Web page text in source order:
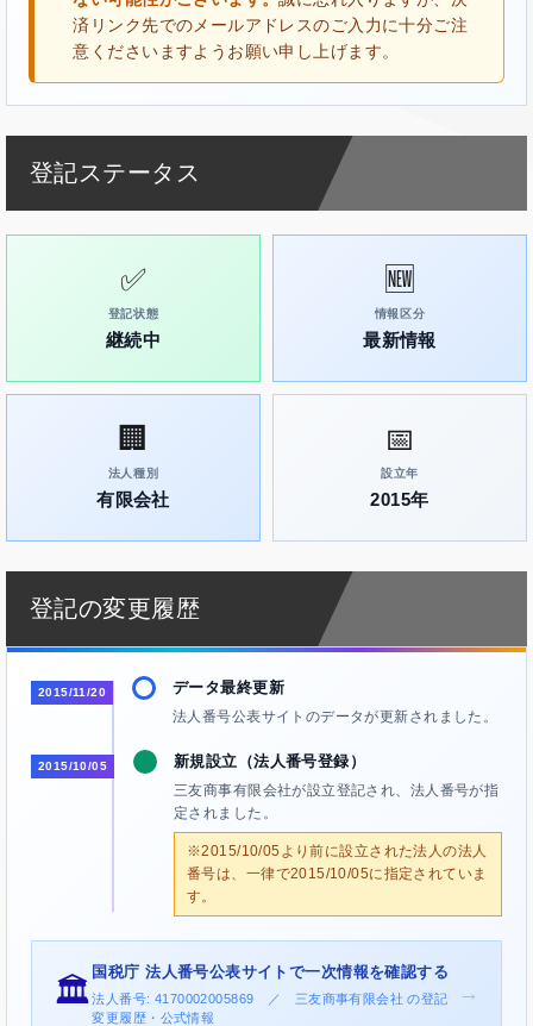
済リンク先でのメールアドレスのご入力に十分ご注
意くださいますようお願い申し上げます。
登記ステータス
✅
登記状態
継続中
🆕
情報区分
最新情報
🏢
法人種別
有限会社
📅
設立年
2015年
登記の変更履歴
2015/11/20 データ最終更新
法人番号公表サイトのデータが更新されました。
2015/10/05 新規設立（法人番号登録）
三友商事有限会社が設立登記され、法人番号が指
定されました。
※2015/10/05より前に設立された法人の法人
番号は、一律で2015/10/05に指定されていま
す。
🏛️
国税庁 法人番号公表サイトで一次情報を確認する
法人番号: 4170002005869 ／ 三友商事有限会社 の登記
変更履歴・公式情報
→